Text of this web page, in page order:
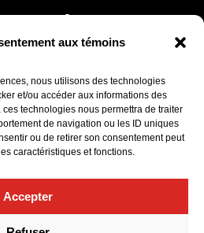
aux témoins
nous utilisons des technologies
et/ou accéder aux informations des
technologies nous permettra de traiter
de navigation ou les ID uniques
ou de retirer son consentement peut
caractéristiques et fonctions.
Accepter
VOUS À NOTRE
les cookies marketing
d’inscription à
l'infolettre
Gérer le consentement aux témoins